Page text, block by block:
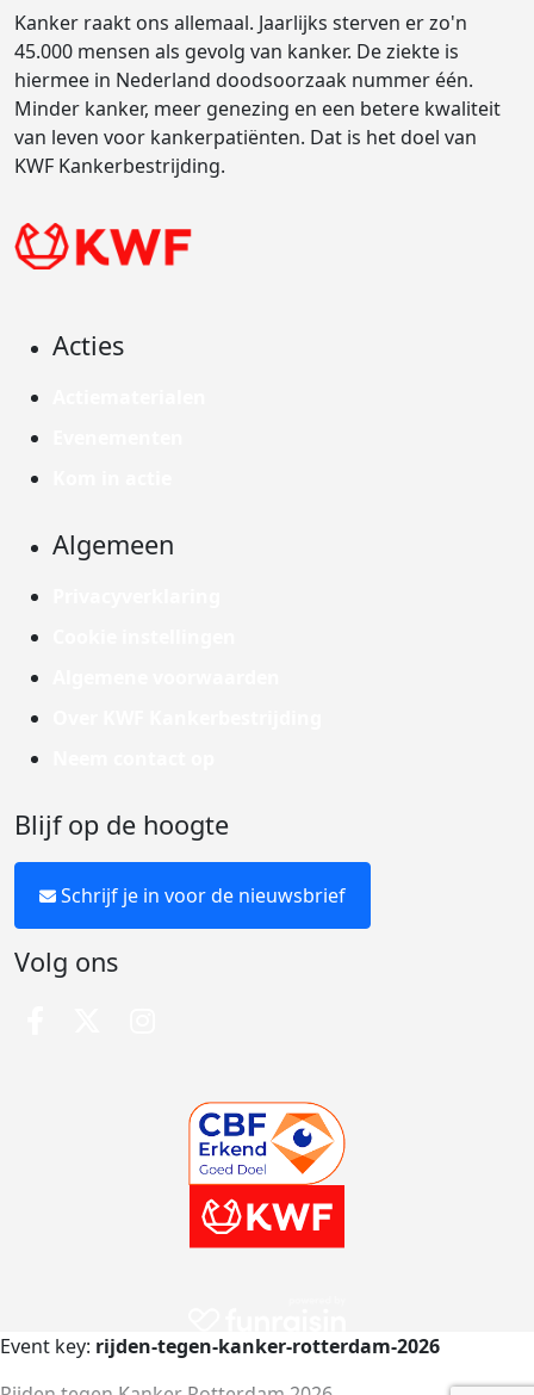
Kanker raakt ons allemaal. Jaarlijks sterven er zo'n
45.000 mensen als gevolg van kanker. De ziekte is
hiermee in Nederland doodsoorzaak nummer één.
Minder kanker, meer genezing en een betere kwaliteit
van leven voor kankerpatiënten. Dat is het doel van
KWF Kankerbestrijding.
Acties
Algemeen
Blijf op de hoogte
Schrijf je in voor de nieuwsbrief
Volg ons
Event key: rijden-tegen-kanker-rotterdam-2026